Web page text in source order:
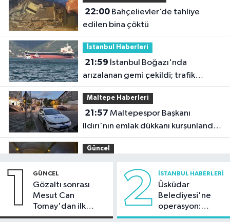
22:00Bahçelievler’de tahliye
edilen bina çöktü
İstanbul Haberleri
21:59
arızalanan gemi çekildi; trafik
yeniden açıldı
Maltepe Haberleri
21:57
Ildırı'nın emlak dükkanı kurşunlandı:
1 yaralı
Güncel
tünelinde kaza: 2 yaralı
Çatalca Haberleri
1 GÜNCEL
Gözaltı sonrası
Mesut Can
Tomay'dan ilk
açıklama
2 İSTANBUL HABERLERI
Üsküdar
Belediyesi'ne
operasyon:
Sinem Dedetaş'a